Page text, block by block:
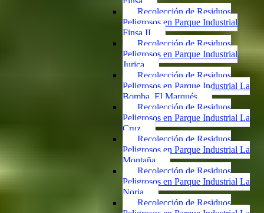
Recolección de Residuos
Peligrosos en Parque Industrial
Finsa II
Recolección de Residuos
Peligrosos en Parque Industrial
Jurica
Recolección de Residuos
Peligrosos en Parque Industrial La
Bomba, El Marqués
Recolección de Residuos
Peligrosos en Parque Industrial La
Cruz
Recolección de Residuos
Peligrosos en Parque Industrial La
Montaña
Recolección de Residuos
Peligrosos en Parque Industrial La
Noria
Recolección de Residuos